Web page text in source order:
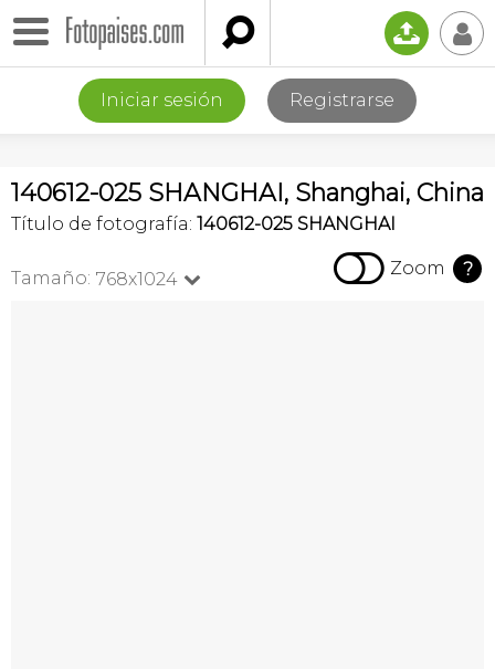
 📤 👤
Iniciar sesión Registrarse
140612-025 SHANGHAI, Shanghai, China
Título de fotografía: 140612-025 SHANGHAI
Tamaño: 768x1024   Zoom ?